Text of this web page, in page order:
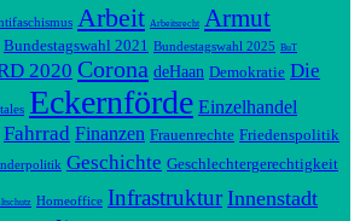
Arbeit Arbeitsrecht Armut
Bundestagswahl 2021 Bundestagswahl 2025 BuT
2020 Corona deHaan Demokratie Die
Eckernförde Einzelhandel
Fahrrad Finanzen Frauenrechte Friedenspolitik
Geschichte Geschlechtergerechtigkeit
Homeoffice Infrastruktur Innenstadt